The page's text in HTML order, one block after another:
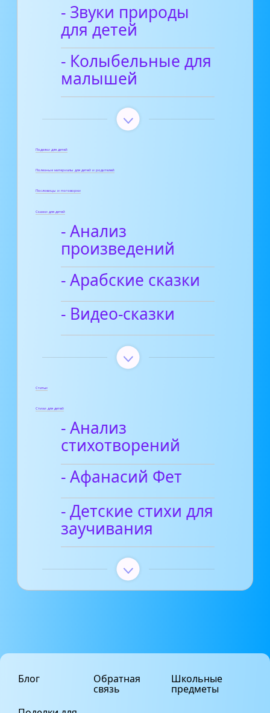
- Звуки природы
для детей
- Колыбельные для
малышей
Поделки для детей
Полезные материалы для детей и родителей
Пословицы и поговорки
Сказки для детей
- Анализ
произведений
- Арабские сказки
- Видео-сказки
Статьи
Стихи для детей
- Анализ
стихотворений
- Афанасий Фет
- Детские стихи для
заучивания
Блог Обратная
связь
Школьные
предметы